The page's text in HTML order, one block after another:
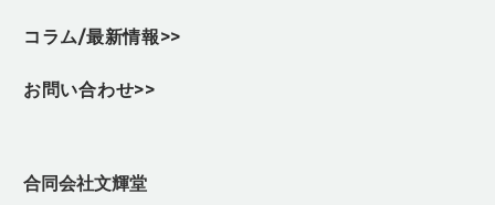
コラム/最新情報>>
お問い合わせ>>
合同会社文輝堂